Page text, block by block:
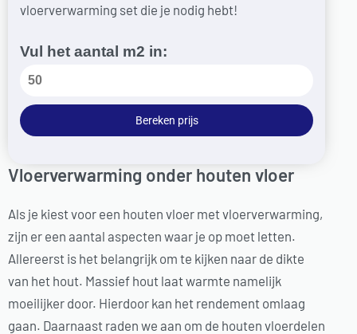
vloerverwarming set die je nodig hebt!
Vul het aantal m2 in:
Bereken prijs
Vloerverwarming onder houten vloer
Als je kiest voor een houten vloer met vloerverwarming,
zijn er een aantal aspecten waar je op moet letten.
Allereerst is het belangrijk om te kijken naar de dikte
van het hout. Massief hout laat warmte namelijk
moeilijker door. Hierdoor kan het rendement omlaag
gaan. Daarnaast raden we aan om de houten vloerdelen